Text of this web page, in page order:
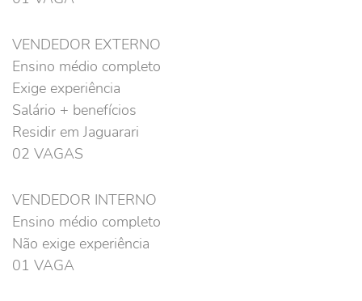
VENDEDOR EXTERNO
Ensino médio completo
Exige experiência
Salário + benefícios
Residir em Jaguarari
02 VAGAS
VENDEDOR INTERNO
Ensino médio completo
Não exige experiência
01 VAGA